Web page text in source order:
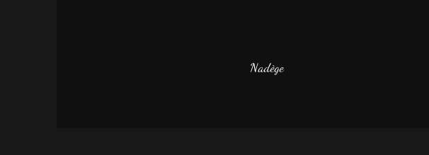
Nadège